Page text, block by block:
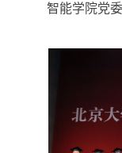
智能学院党